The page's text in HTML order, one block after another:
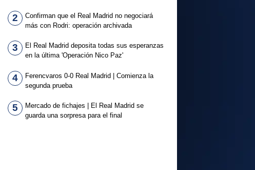
2
Confirman que el Real Madrid no negociará
más con Rodri: operación archivada
3
El Real Madrid deposita todas sus esperanzas
en la última 'Operación Nico Paz'
4
Ferencvaros 0-0 Real Madrid | Comienza la
segunda prueba
5
Mercado de fichajes | El Real Madrid se
guarda una sorpresa para el final